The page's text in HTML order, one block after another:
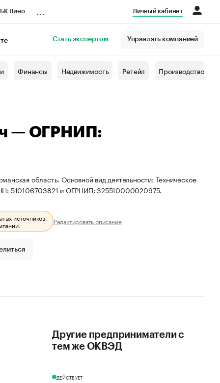
Вино Личный кабинет
Стать экспертом Управлять компанией
Финансы Недвижимость Ретейл Производство
— ОГРНИП:
область. Основной вид деятельности: Техническое
510106703821 и ОГРНИП: 325510000020975.
источников.
Редактировать описание
Другие предприниматели с
тем же ОКВЭД
ДЕЙСТВУЕТ